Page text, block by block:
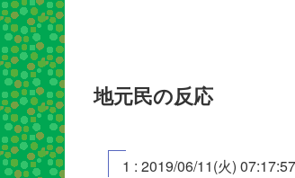
地元民の反応
1 : 2019/06/11(火) 07:17:57